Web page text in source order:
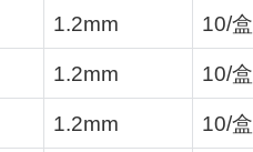
1.2mm 10/盒
1.2mm 10/盒
1.2mm 10/盒